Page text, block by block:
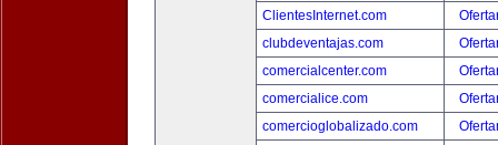
ClientesInternet.com
clubdeventajas.com
comercialcenter.com
comercialice.com
comercioglobalizado.com